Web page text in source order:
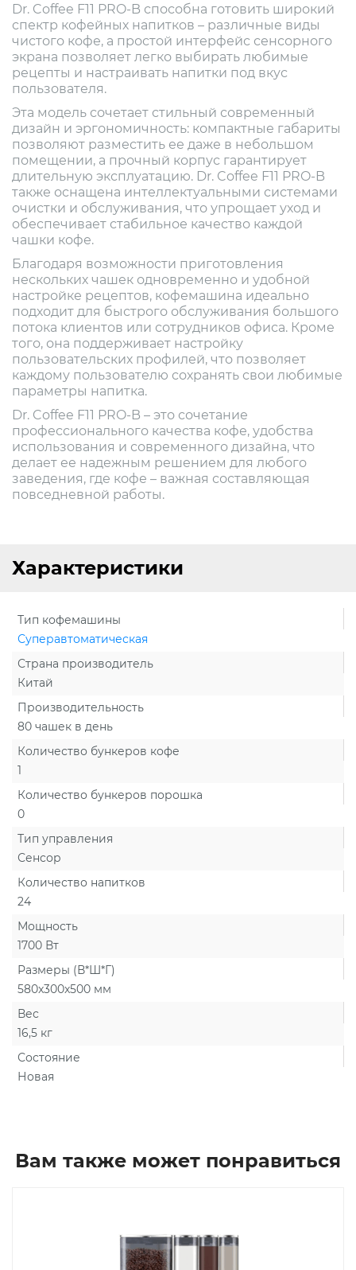
Dr. Coffee F11 PRO-B способна готовить широкий
спектр кофейных напитков – различные виды
чистого кофе, а простой интерфейс сенсорного
экрана позволяет легко выбирать любимые
рецепты и настраивать напитки под вкус
пользователя.
Эта модель сочетает стильный современный
дизайн и эргономичность: компактные габариты
позволяют разместить ее даже в небольшом
помещении, а прочный корпус гарантирует
длительную эксплуатацию. Dr. Coffee F11 PRO-B
также оснащена интеллектуальными системами
очистки и обслуживания, что упрощает уход и
обеспечивает стабильное качество каждой
чашки кофе.
Благодаря возможности приготовления
нескольких чашек одновременно и удобной
настройке рецептов, кофемашина идеально
подходит для быстрого обслуживания большого
потока клиентов или сотрудников офиса. Кроме
того, она поддерживает настройку
пользовательских профилей, что позволяет
каждому пользователю сохранять свои любимые
параметры напитка.
Dr. Coffee F11 PRO-B – это сочетание
профессионального качества кофе, удобства
использования и современного дизайна, что
делает ее надежным решением для любого
заведения, где кофе – важная составляющая
повседневной работы.
Характеристики
Тип кофемашины
Суперавтоматическая
Страна производитель
Китай
Производительность
80 чашек в день
Количество бункеров кофе
1
Количество бункеров порошка
0
Тип управления
Сенсор
Количество напитков
24
Мощность
1700 Вт
Размеры (В*Ш*Г)
580x300x500 мм
Вес
16,5 кг
Состояние
Новая
Вам также может понравиться